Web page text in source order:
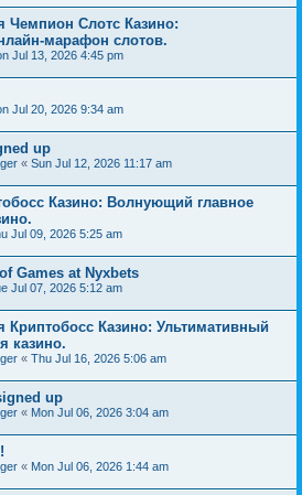
Чемпион Слотс Казино:
марафон слотов.
Jul 13, 2026 4:45 pm
Jul 20, 2026 9:34 am
up
« Sun Jul 12, 2026 11:17 am
Казино: Волнующий главное
Jul 09, 2026 5:25 am
Games at Nyxbets
Jul 07, 2026 5:12 am
Криптобосс Казино: Ультимативный
казино.
« Thu Jul 16, 2026 5:06 am
up
« Mon Jul 06, 2026 3:04 am
« Mon Jul 06, 2026 1:44 am